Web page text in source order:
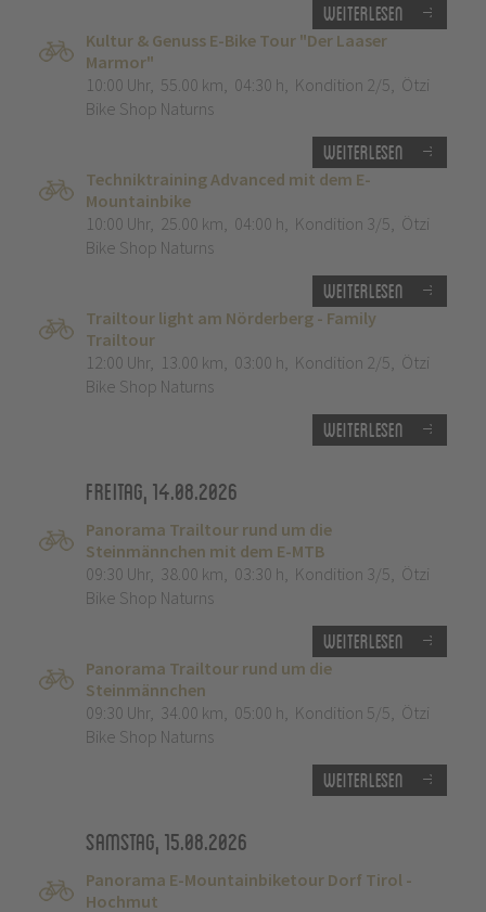
Weiterlesen
Kultur & Genuss E-Bike Tour "Der Laaser
Marmor"
10:00 Uhr, 55.00 km, 04:30 h, Kondition 2/5, Ötzi
Bike Shop Naturns
Weiterlesen
Techniktraining Advanced mit dem E-
Mountainbike
10:00 Uhr, 25.00 km, 04:00 h, Kondition 3/5, Ötzi
Bike Shop Naturns
Weiterlesen
Trailtour light am Nörderberg - Family
Trailtour
12:00 Uhr, 13.00 km, 03:00 h, Kondition 2/5, Ötzi
Bike Shop Naturns
Weiterlesen
Freitag, 14.08.2026
Panorama Trailtour rund um die
Steinmännchen mit dem E-MTB
09:30 Uhr, 38.00 km, 03:30 h, Kondition 3/5, Ötzi
Bike Shop Naturns
Weiterlesen
Panorama Trailtour rund um die
Steinmännchen
09:30 Uhr, 34.00 km, 05:00 h, Kondition 5/5, Ötzi
Bike Shop Naturns
Weiterlesen
Samstag, 15.08.2026
Panorama E-Mountainbiketour Dorf Tirol -
Hochmut